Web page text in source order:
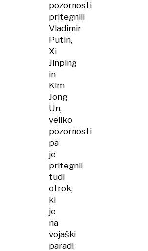
pozornosti
pritegnili
Vladimir
Putin,
Xi
Jinping
in
Kim
Jong
Un,
veliko
pozornosti
pa
je
pritegnil
tudi
otrok,
ki
je
na
vojaški
paradi